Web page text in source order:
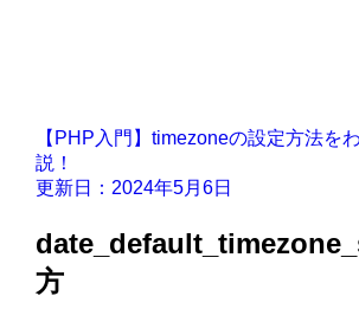
【PHP入門】timezoneの設定方法を
説！
更新日：2024年5月6日
方